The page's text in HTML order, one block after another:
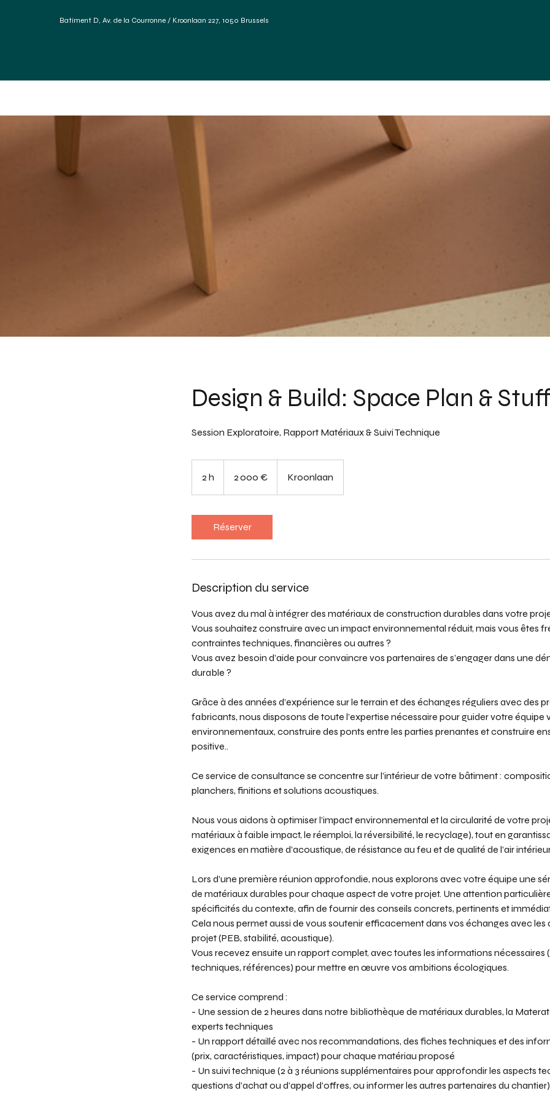
Batiment D, Av. de la Courronne / Kroonlaan 227, 1050 Brussels
Design & Build: Space Plan &
Session Exploratoire, Rapport Matériaux & Suivi Technique
2 h
h
2 000 € Kroonlaan
Réserver
Description du service
Vous avez du mal à intégrer des matériaux de construction durables dans votre
Vous souhaitez construire avec un impact environnemental réduit, mais vous êtes
contraintes techniques, financières ou autres ?
Vous avez besoin d’aide pour convaincre vos partenaires de s’engager dans une
durable ?
Grâce à des années d’expérience sur le terrain et des échanges réguliers avec des
fabricants, nous disposons de toute l’expertise nécessaire pour guider votre équipe
environnementaux, construire des ponts entre les parties prenantes et construire
positive..
Ce service de consultance se concentre sur l’intérieur de votre bâtiment :
planchers, finitions et solutions acoustiques.
Nous vous aidons à optimiser l’impact environnemental et la circularité de votre
matériaux à faible impact, le réemploi, la réversibilité, le recyclage), tout en
exigences en matière d’acoustique, de résistance au feu et de qualité de l’air
Lors d’une première réunion approfondie, nous explorons avec votre équipe une
de matériaux durables pour chaque aspect de votre projet. Une attention
spécificités du contexte, afin de fournir des conseils concrets, pertinents et
Cela nous permet aussi de vous soutenir efficacement dans vos échanges avec les
projet (PEB, stabilité, acoustique).
Vous recevez ensuite un rapport complet, avec toutes les informations nécessaires
techniques, références) pour mettre en œuvre vos ambitions écologiques.
Ce service comprend :
- Une session de 2 heures dans notre bibliothèque de matériaux durables, la
experts techniques
- Un rapport détaillé avec nos recommandations, des fiches techniques et des
(prix, caractéristiques, impact) pour chaque matériau proposé
- Un suivi technique (2 à 3 réunions supplémentaires pour approfondir les aspects
questions d’achat ou d’appel d’offres, ou informer les autres partenaires du chantier)